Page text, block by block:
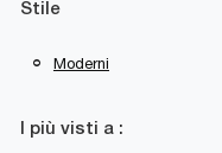
Stile
Moderni
I più visti a :